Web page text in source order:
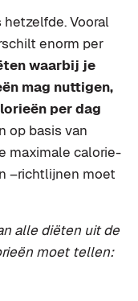
Vooral
enorm per
waarbij je
mag nuttigen,
per dag
op basis van
maximale calorie-
–richtlijnen moet
alle diëten uit de
moet tellen: